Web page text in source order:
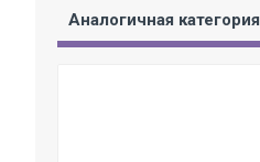
Аналогичная категория